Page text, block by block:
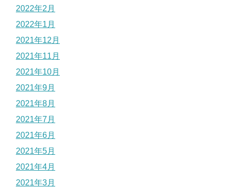
2022年2月
2022年1月
2021年12月
2021年11月
2021年10月
2021年9月
2021年8月
2021年7月
2021年6月
2021年5月
2021年4月
2021年3月